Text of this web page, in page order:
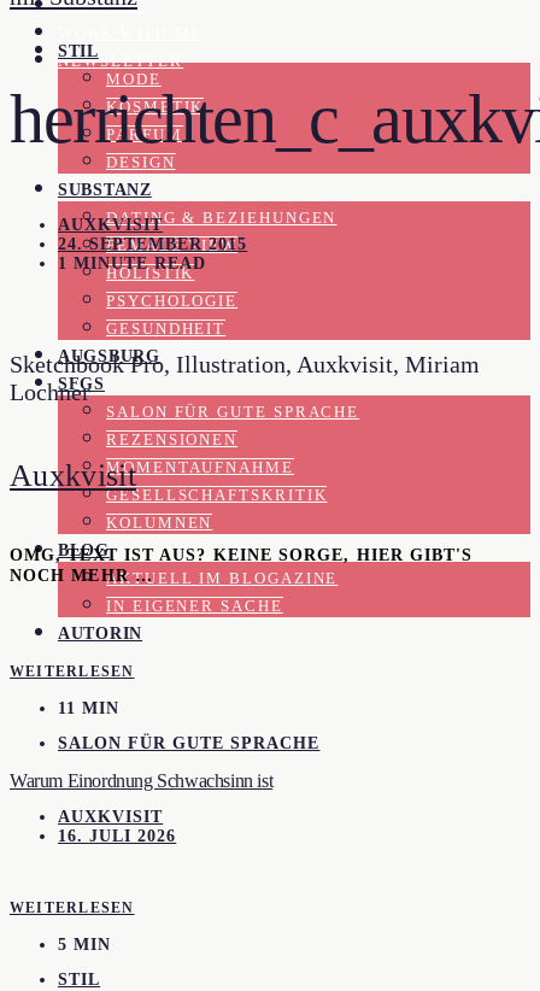
KONTAKT
NEWSLETTER
STIL
MODE
KOSMETIK
PARFUM
DESIGN
SUBSTANZ
DATING & BEZIEHUNGEN
FEMALE VIEW
HOLISTIK
PSYCHOLOGIE
GESUNDHEIT
AUGSBURG
SFGS
SALON FÜR GUTE SPRACHE
REZENSIONEN
MOMENTAUFNAHME
GESELLSCHAFTSKRITIK
KOLUMNEN
BLOG
AKTUELL IM BLOGAZINE
IN EIGENER SACHE
AUTORIN
AUXKVISIT
24. SEPTEMBER 2015
1 MINUTE READ
Sketchbook Pro, Illustration, Auxkvisit, Miriam
Lochner
Auxkvisit
OMG, TEXT IST AUS? KEINE SORGE, HIER GIBT'S
NOCH MEHR …
WEITERLESEN
11 MIN
SALON FÜR GUTE SPRACHE
Warum Einordnung Schwachsinn ist
AUXKVISIT
16. JULI 2026
WEITERLESEN
5 MIN
STIL